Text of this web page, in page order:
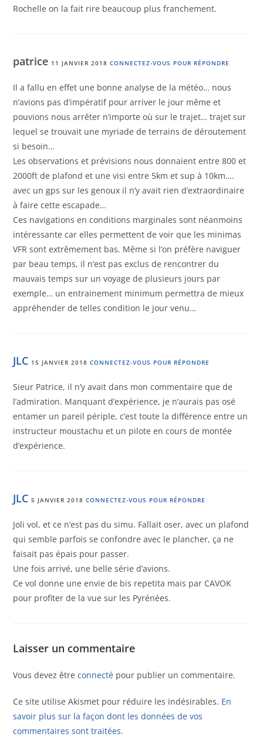
Rochelle on la fait rire beaucoup plus franchement.
patrice 11 JANVIER 2018 CONNECTEZ-VOUS POUR RÉPONDRE
Il a fallu en effet une bonne analyse de la météo… nous
n’avions pas d’impératif pour arriver le jour même et
pouvions nous arrêter n’importe où sur le trajet… trajet sur
lequel se trouvait une myriade de terrains de déroutement
si besoin…
Les observations et prévisions nous donnaient entre 800 et
2000ft de plafond et une visi entre 5km et sup à 10km….
avec un gps sur les genoux il n’y avait rien d’extraordinaire
à faire cette escapade…
Ces navigations en conditions marginales sont néanmoins
intéressante car elles permettent de voir que les minimas
VFR sont extrêmement bas. Même si l’on préfère naviguer
par beau temps, il n’est pas exclus de rencontrer du
mauvais temps sur un voyage de plusieurs jours par
exemple… un entrainement minimum permettra de mieux
appréhender de telles condition le jour venu…
JLC 15 JANVIER 2018 CONNECTEZ-VOUS POUR RÉPONDRE
Sieur Patrice, il n’y avait dans mon commentaire que de
l’admiration. Manquant d’expérience, je n’aurais pas osé
entamer un pareil périple, c’est toute la différence entre un
instructeur moustachu et un pilote en cours de montée
d’expérience.
JLC 5 JANVIER 2018 CONNECTEZ-VOUS POUR RÉPONDRE
Joli vol, et ce n’est pas du simu. Fallait oser, avec un plafond
qui semble parfois se confondre avec le plancher, ça ne
faisait pas épais pour passer.
Une fois arrivé, une belle série d’avions.
Ce vol donne une envie de bis repetita mais par CAVOK
pour profiter de la vue sur les Pyrénées.
Laisser un commentaire
Vous devez êtreconnecté pour publier un commentaire.
Ce site utilise Akismet pour réduire les indésirables. En
savoir plus sur la façon dont les données de vos
commentaires sont traitées.